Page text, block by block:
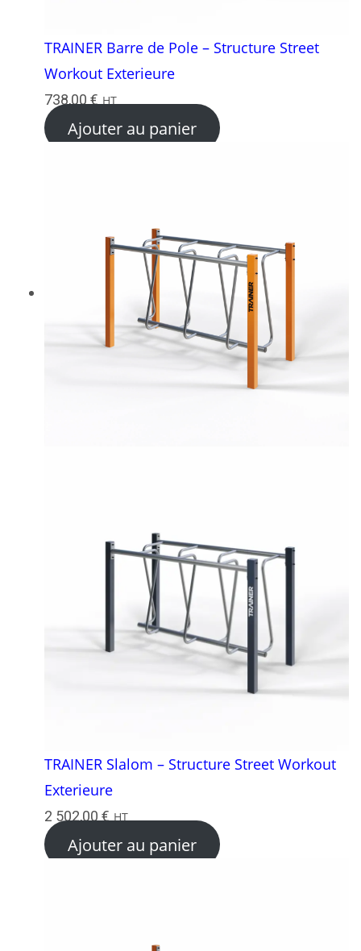
TRAINER Barre de Pole – Structure Street
Workout Exterieure
738,00€ HT
Ajouter au panier
TRAINER Slalom – Structure Street Workout
Exterieure
2 502,00€ HT
Ajouter au panier